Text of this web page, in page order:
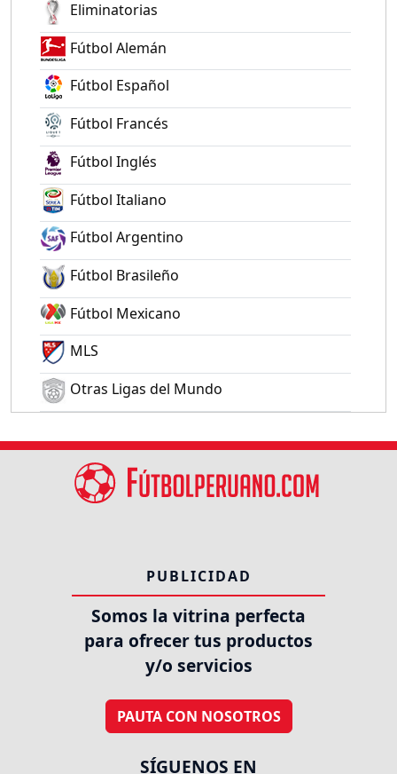
Eliminatorias
Fútbol Alemán
Fútbol Español
Fútbol Francés
Fútbol Inglés
Fútbol Italiano
Fútbol Argentino
Fútbol Brasileño
Fútbol Mexicano
MLS
Otras Ligas del Mundo
PUBLICIDAD
Somos la vitrina perfecta
para ofrecer tus productos
y/o servicios
PAUTA CON NOSOTROS
SÍGUENOS EN